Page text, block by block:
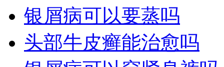
银屑病可以要蒸吗
头部牛皮癣能治愈吗